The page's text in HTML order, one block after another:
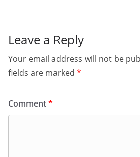
Leave a Reply
Your email address will not be
fields are marked *
Comment*